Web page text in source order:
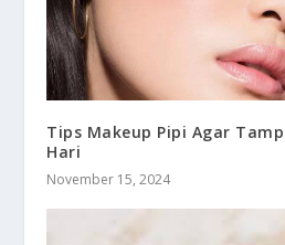
Tips Makeup Pipi Agar
Hari
November 15, 2024